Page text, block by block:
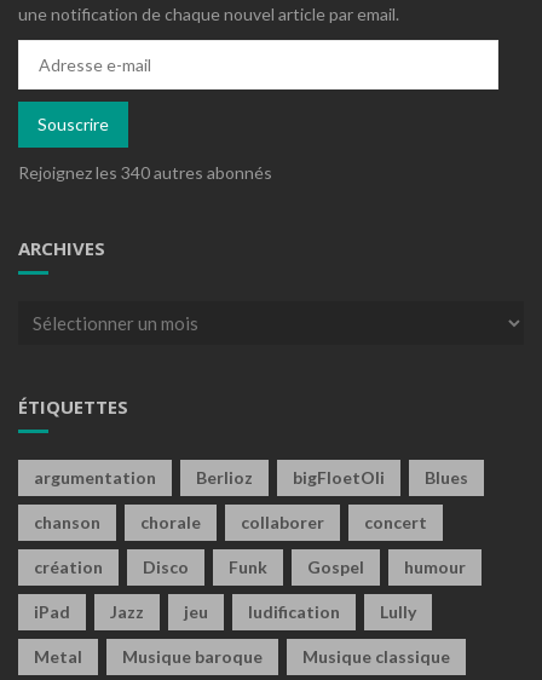
une notification de chaque nouvel article par email.
mail
Souscrire
Rejoignez les 340 autres abonnés
ARCHIVES
Archives
ÉTIQUETTES
argumentation Berlioz bigFloetOli Blues
chanson chorale collaborer concert
création Disco Funk Gospel humour
iPad Jazz jeu ludification Lully
Metal Musique baroque Musique classique